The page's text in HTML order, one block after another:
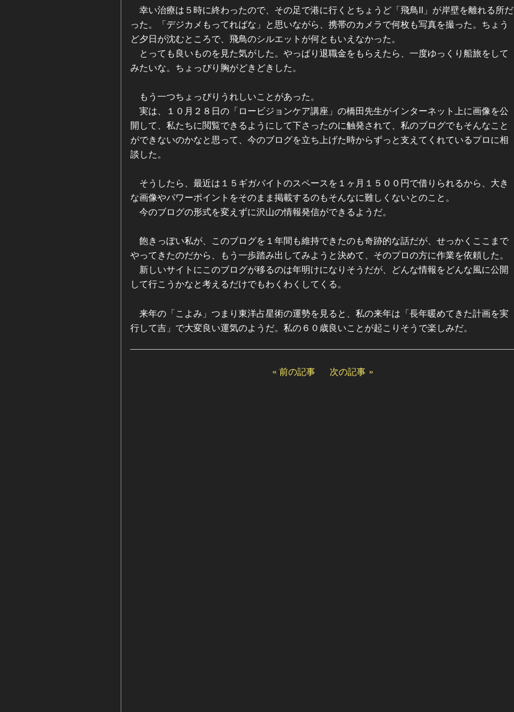
幸い治療は５時に終わったので、その足で港に行くとちょうど「飛鳥II」が岸壁を離れる所だ
った。「デジカメもってればな」と思いながら、携帯のカメラで何枚も写真を撮った。ちょう
ど夕日が沈むところで、飛鳥のシルエットが何ともいえなかった。
とっても良いものを見た気がした。やっぱり退職金をもらえたら、一度ゆっくり船旅をして
みたいな。ちょっぴり胸がどきどきした。
もう一つちょっぴりうれしいことがあった。
実は、１０月２８日の「ロービジョンケア講座」の橋田先生がインターネット上に画像を公
開して、私たちに閲覧できるようにして下さったのに触発されて、私のブログでもそんなこと
ができないのかなと思って、今のブログを立ち上げた時からずっと支えてくれているプロに相
談した。
そうしたら、最近は１５ギガバイトのスペースを１ヶ月１５００円で借りられるから、大き
な画像やパワーポイントをそのまま掲載するのもそんなに難しくないとのこと。
今のブログの形式を変えずに沢山の情報発信ができるようだ。
飽きっぽい私が、このブログを１年間も維持できたのも奇跡的な話だが、せっかくここまで
やってきたのだから、もう一歩踏み出してみようと決めて、そのプロの方に作業を依頼した。
新しいサイトにこのブログが移るのは年明けになりそうだが、どんな情報をどんな風に公開
して行こうかなと考えるだけでもわくわくしてくる。
来年の「こよみ」つまり東洋占星術の運勢を見ると、私の来年は「長年暖めてきた計画を実
行して吉」で大変良い運気のようだ。私の６０歳良いことが起こりそうで楽しみだ。
前の記事 次の記事